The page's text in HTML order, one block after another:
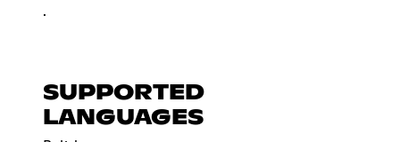
.
SUPPORTED
LANGUAGES